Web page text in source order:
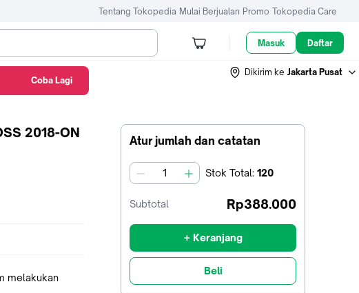
Tentang Tokopedia Mulai Berjualan Promo Tokopedia Care
Masuk Daftar
Dikirim ke Jakarta Pusat
Atur jumlah dan catatan
jumlah Stok Total: 120
Subtotal Rp388.000
+ Keranjang
Beli
2018-ON
melakukan
Coba Lagi